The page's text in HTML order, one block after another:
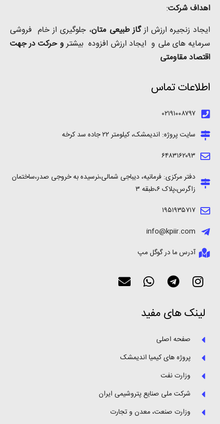
اهداف شرکت:
ایجاد زنجیره ارزش ازگاز طبیعی متان، جلوگیری از خام فروشی
سرمایه های ملی و ایجاد ارزش افزوده بیشترو حرکت در جهت
اقتصاد مقاومتی
اطلاعات تماس
۰۲۱۹۱۰۰۸۷۹۷
سایت پروژه: اندیمشک، کیلومتر ۲۲ جاده سد کرخه
۶۴۸۳۱۶۲۰۹۳
دفتر مرکزی: فرمانیه، دیباجی شمالی،نرسیده به خروجی صدر،ساختمان
زاگرس،پلاک ۶،طبقه ۳
۱۹۵۱۹۳۵۷۱۷
info@kpiir.com
آدرس ما در گوگل مپ
لینک های مفید
صفحه اصلی
پروژه های کیمیا اندیمشک
وزارت نفت
شرکت ملی صنایع پتروشیمی ایران
وزارت صنعت، معدن و تجارت